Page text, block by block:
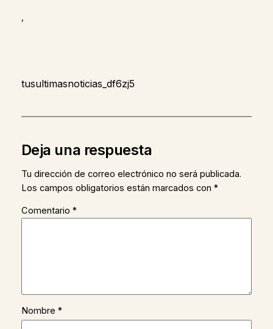
tusultimasnoticias_df6zj5
Deja una respuesta
Tu dirección de correo electrónico no será publicada.
Los campos obligatorios están marcados con *
Comentario *
Nombre *